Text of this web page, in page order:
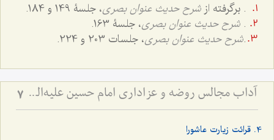
. برگرفته از شرح حدیث عنوان بصری، جلسۀ 149 و 184.
. شرح حدیث عنوان بصری، جلسۀ 163.
.شرح حدیث عنوان بصری، جلسات 203 و 224.
آداب مجالس روضه و عزاداری امام حسین علیه‌السلام - و توصیه‌های بزرگان دربارۀ ماه‌های محرّم و صفر 7
4. قرائت زیارت عاشورا